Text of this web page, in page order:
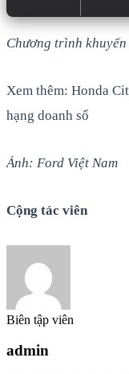
Chương trình
Xem thêm: Honda
hạng doanh số
Ảnh: Ford Việt Nam
Cộng tác viên
Biên tập viên
admin